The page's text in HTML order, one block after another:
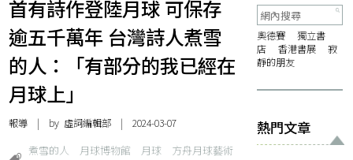
首有詩作登陸月球 可保存
逾五千萬年 台灣詩人煮雪
的人：「有部分的我已經在
月球上」
報導 | by 虛詞編輯部 | 2024-03-07
煮雪的人 月球博物館 月球
方舟月球藝術
奧德賽
獨立書
店
香港書展
寂
靜的朋友
熱門文章